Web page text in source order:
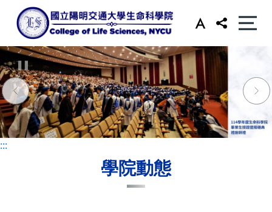
:::
:::
學院動態